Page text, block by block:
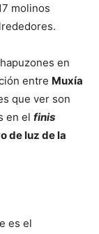
molinos
en
entre Muxía
que ver son
en el finis
de luz de la
es el